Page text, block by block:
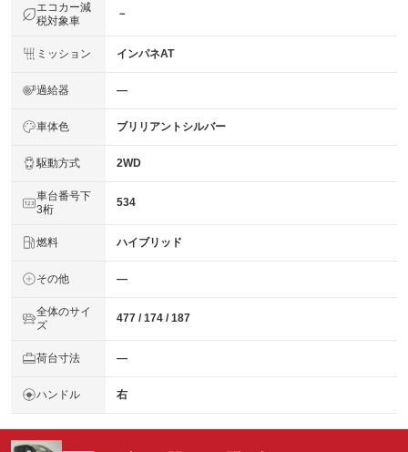
エコカー減
税対象車
－
ミッション インパネAT
過給器 ―
車体色 ブリリアントシルバー
駆動方式 2WD
車台番号下
3桁
534
燃料 ハイブリッド
その他 ―
全体のサイ
ズ
477 / 174 / 187
荷台寸法 ―
ハンドル 右